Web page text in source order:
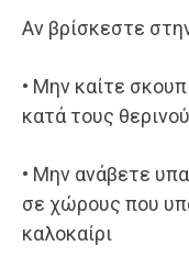
Αν βρίσκεστε
• Μην καίτε
κατά τους
• Μην ανάβετε
σε χώρους που
καλοκαίρι